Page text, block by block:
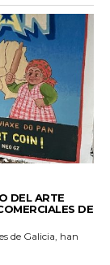
DEL ARTE
DE
de Galicia, han